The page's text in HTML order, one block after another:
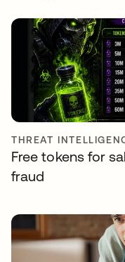
THREAT
Free tokens for
fraud